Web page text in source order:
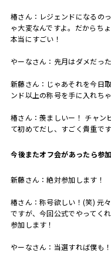
椿さん：レジェンドになるの
ゃ大変なんですよ。だからち
本当にすごい！
やーなさん：先月はダメだっ
新藤さん：じゃあそれを今日
ンド以上の称号を手に入れち
椿さん：羨ましいー！ チャン
て初めてだし、すごく貴重で
――今後またオフ会があったら参
新藤さん：絶対参加します！
椿さん：称号欲しい！(笑) 元
ですが、今回公式でやってく
参加します！
やーなさん：当選すれば僕も！